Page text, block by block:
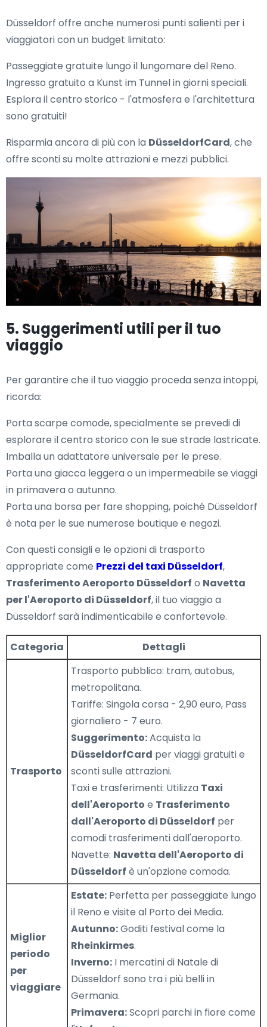
Düsseldorf offre anche numerosi punti salienti per i
viaggiatori con un budget limitato:
Passeggiate gratuite lungo il lungomare del Reno.
Ingresso gratuito a Kunst im Tunnel in giorni speciali.
Esplora il centro storico - l'atmosfera e l'architettura
sono gratuiti!
Risparmia ancora di più con la DüsseldorfCard, che
offre sconti su molte attrazioni e mezzi pubblici.
5. Suggerimenti utili per il tuo
viaggio
Per garantire che il tuo viaggio proceda senza intoppi,
ricorda:
Porta scarpe comode, specialmente se prevedi di
esplorare il centro storico con le sue strade lastricate.
Imballa un adattatore universale per le prese.
Porta una giacca leggera o un impermeabile se viaggi
in primavera o autunno.
Porta una borsa per fare shopping, poiché Düsseldorf
è nota per le sue numerose boutique e negozi.
Con questi consigli e le opzioni di trasporto
appropriate come Prezzi del taxi Düsseldorf,
Trasferimento Aeroporto Düsseldorf o Navetta
per l'Aeroporto di Düsseldorf, il tuo viaggio a
Düsseldorf sarà indimenticabile e confortevole.
Categoria Dettagli
Trasporto
Trasporto pubblico: tram, autobus,
metropolitana.
Tariffe: Singola corsa - 2,90 euro, Pass
giornaliero - 7 euro.
Suggerimento:Acquista la
DüsseldorfCard per viaggi gratuiti e
sconti sulle attrazioni.
Taxi e trasferimenti: Utilizza Taxi
dell'Aeroporto e Trasferimento
dall'Aeroporto di Düsseldorf per
comodi trasferimenti dall'aeroporto.
Navette: Navetta dell'Aeroporto di
Düsseldorf è un'opzione comoda.
Miglior
periodo
per
viaggiare
Estate: Perfetta per passeggiate lungo
il Reno e visite al Porto dei Media.
Autunno:Goditi festival come la
Rheinkirmes.
Inverno: I mercatini di Natale di
Düsseldorf sono tra i più belli in
Germania.
Primavera:Scopri parchi in fiore come